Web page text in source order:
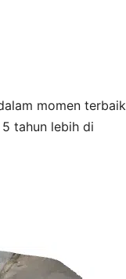
momen terbaik
tahun lebih di